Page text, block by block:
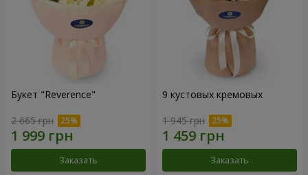
Букет "Reverence"
2 665 грн
Заказать
9 кустовых кремовых
1 945 грн
Заказать